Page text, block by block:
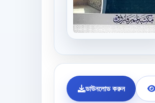
ডাউনলোড করুন